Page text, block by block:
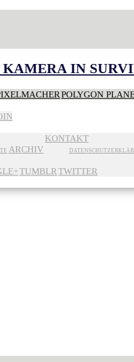
KAMERA IN
POLYGON
ARCHIV
KONTAKT
TUMBLRTWITTER